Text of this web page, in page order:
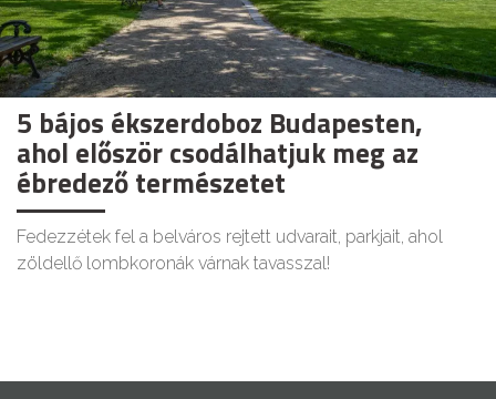
5 bájos ékszerdoboz Budapesten,
ahol először csodálhatjuk meg az
ébredező természetet
Fedezzétek fel a belváros rejtett udvarait, parkjait, ahol
zöldellő lombkoronák várnak tavasszal!